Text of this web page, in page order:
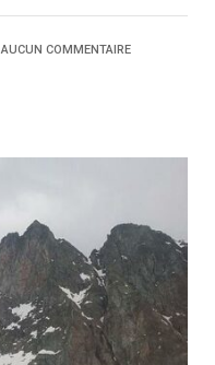
AUCUN COMMENTAIRE